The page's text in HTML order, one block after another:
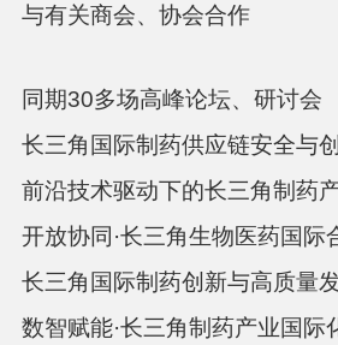
与有关商会、协会合作
同期30多场高峰论坛、研讨会
长三角国际制药供应链安全与
前沿技术驱动下的长三角制药
开放协同·长三角生物医药国际
长三角国际制药创新与高质量
数智赋能·长三角制药产业国际